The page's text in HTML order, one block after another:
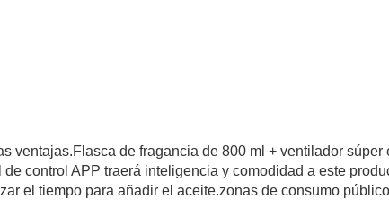
ventajas.Flasca de fragancia de 800 ml + ventilador
control APP traerá inteligencia y comodidad a este
el tiempo para añadir el aceite.zonas de consumo